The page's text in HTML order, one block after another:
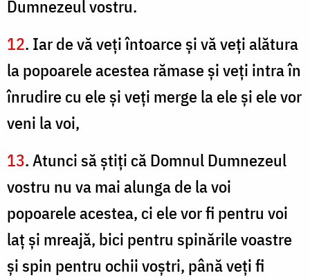
Dumnezeul vostru.
12. Iar de vă veţi întoarce şi vă veţi alătura
la popoarele acestea rămase şi veţi intra în
înrudire cu ele şi veţi merge la ele şi ele vor
veni la voi,
13. Atunci să ştiţi că Domnul Dumnezeul
vostru nu va mai alunga de la voi
popoarele acestea, ci ele vor fi pentru voi
laţ şi mreajă, bici pentru spinările voastre
şi spin pentru ochii voştri, până veţi fi